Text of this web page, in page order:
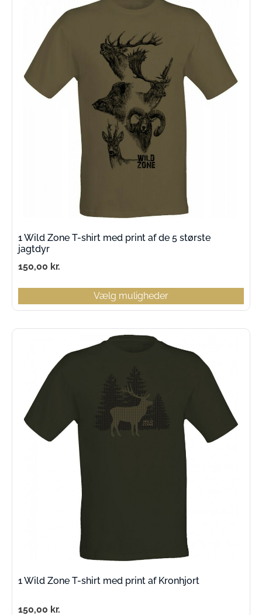
1 Wild Zone T-shirt med print af de 5 største
jagtdyr
150,00 kr.
Vælg muligheder
1 Wild Zone T-shirt med print af Kronhjort
150,00 kr.